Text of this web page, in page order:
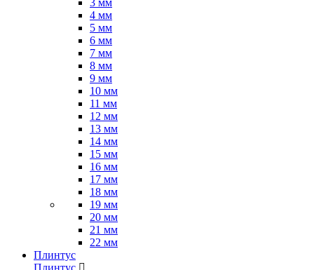
3 мм
4 мм
5 мм
6 мм
7 мм
8 мм
9 мм
10 мм
11 мм
12 мм
13 мм
14 мм
15 мм
16 мм
17 мм
18 мм
19 мм
20 мм
21 мм
22 мм
Плинтус
Плинтус